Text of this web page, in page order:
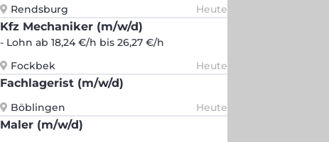
Rendsburg
Heute
Kfz Mechaniker (m/w/d)
- Lohn ab 18,24 €/h bis 26,27 €/h
Fockbek
Heute
Fachlagerist (m/w/d)
Böblingen Heute
Maler (m/w/d)